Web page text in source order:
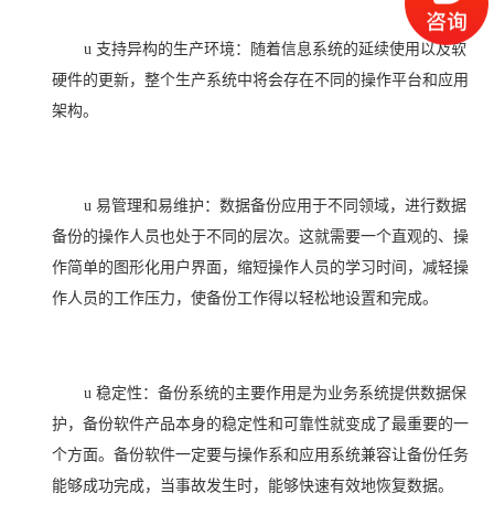
u 支持异构的生产环境：
随着信息系统的延续使用以及软
硬件的更新，整个生产系统中将会存在不同的操作平台和应用
架构。
u 易管理和易维护： 数据备份应用于不同领域，进行数据
备份的操作人员也处于不同的层次。这就需要一个直观的、操
作简单的图形化用户界面，缩短操作人员的学习时间，减轻操
作人员的工作压力，使备份工作得以轻松地设置和完成。
u 稳定性： 备份系统的主要作用是为业务系统提供数据保
护，备份软件产品本身的稳定性和可靠性就变成了最重要的一
个方面。备份软件一定要与操作系和应用系统兼容让备份任务
能够成功完成，当事故发生时，能够快速有效地恢复数据。